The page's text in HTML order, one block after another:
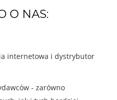
O NAS:
internetowa i dystrybutor
- zarówno